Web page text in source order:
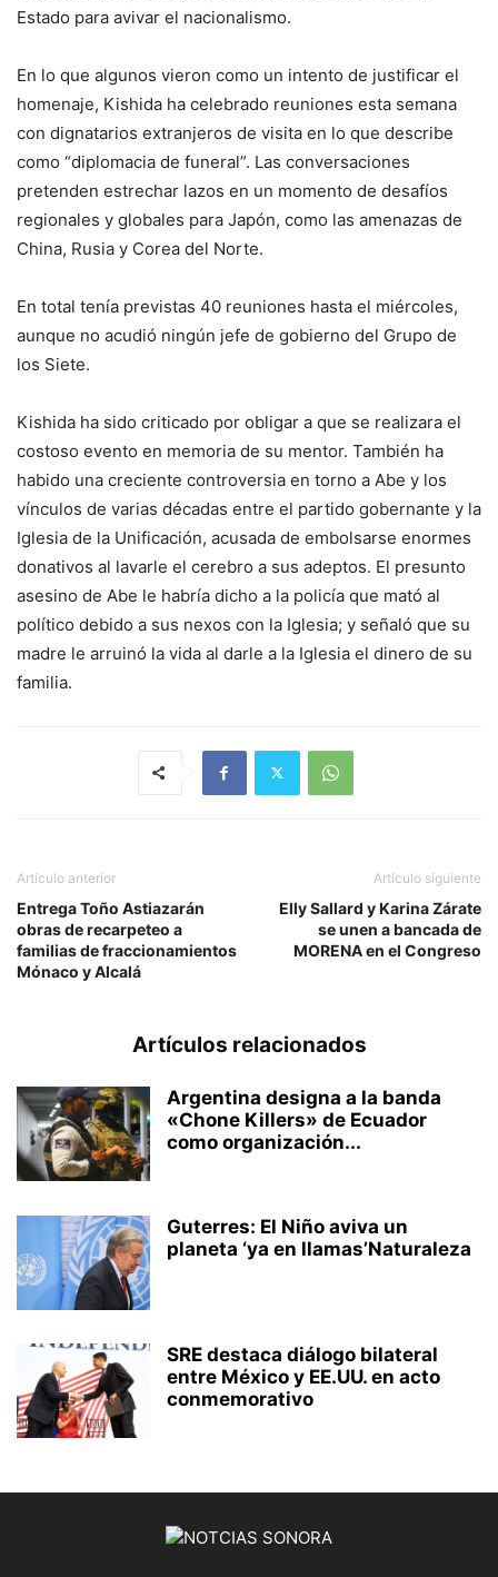
Estado para avivar el nacionalismo.
En lo que algunos vieron como un intento de justificar el
homenaje, Kishida ha celebrado reuniones esta semana
con dignatarios extranjeros de visita en lo que describe
como “diplomacia de funeral”. Las conversaciones
pretenden estrechar lazos en un momento de desafíos
regionales y globales para Japón, como las amenazas de
China, Rusia y Corea del Norte.
En total tenía previstas 40 reuniones hasta el miércoles,
aunque no acudió ningún jefe de gobierno del Grupo de
los Siete.
Kishida ha sido criticado por obligar a que se realizara el
costoso evento en memoria de su mentor. También ha
habido una creciente controversia en torno a Abe y los
vínculos de varias décadas entre el partido gobernante y la
Iglesia de la Unificación, acusada de embolsarse enormes
donativos al lavarle el cerebro a sus adeptos. El presunto
asesino de Abe le habría dicho a la policía que mató al
político debido a sus nexos con la Iglesia; y señaló que su
madre le arruinó la vida al darle a la Iglesia el dinero de su
familia.
Artículo anterior
Entrega Toño Astiazarán
obras de recarpeteo a
familias de fraccionamientos
Mónaco y Alcalá
Artículo siguiente
Elly Sallard y Karina Zárate
se unen a bancada de
MORENA en el Congreso
Artículos relacionados
Argentina designa a la banda
«Chone Killers» de Ecuador
como organización...
Guterres: El Niño aviva un
planeta ‘ya en llamas’Naturaleza
SRE destaca diálogo bilateral
entre México y EE.UU. en acto
conmemorativo